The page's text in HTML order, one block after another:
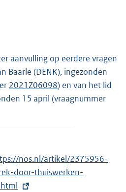
aanvulling op eerdere vragen
Baarle (DENK), ingezonden
2021Z06098) en van het lid
15 april (vraagnummer
nos.nl/artikel/2375956-
door-thuiswerken-